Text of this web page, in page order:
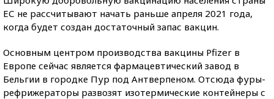
ЕС не рассчитывают начать раньше апреля 2021 года,
когда будет создан достаточный запас вакцин.
Основным центром производства вакцины Pfizer в
Европе сейчас является фармацевтический завод в
Бельгии в городке Пур под Антверпеном. Отсюда фуры-
рефрижераторы развозят изотермические контейнеры с